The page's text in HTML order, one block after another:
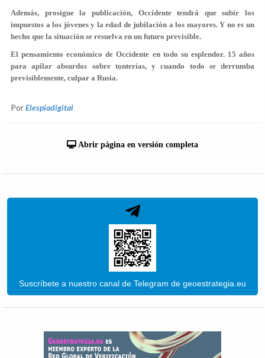
Además, prosigue la publicación, Occidente tendrá que subir los
impuestos a los jóvenes y la edad de jubilación a los mayores. Y no es un
hecho que la situación se resuelva en un futuro previsible.
El pensamiento económico de Occidente en todo su esplendor. 15 años
para apilar absurdos sobre tonterías, y cuando todo se derrumba
previsiblemente, culpar a Rusia.
PorElespiadigital
Abrir página en versión completa
Suscríbete a nuestro canal de Telegram de geoestrategia.eu